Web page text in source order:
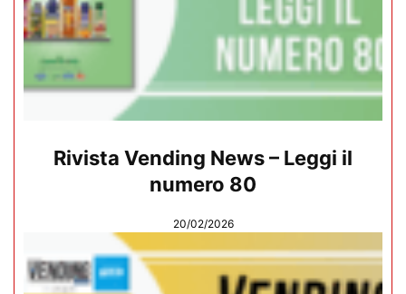
Rivista Vending News – Leggi il
numero 80
20/02/2026